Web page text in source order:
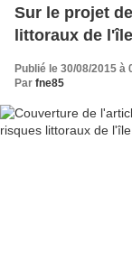
Sur le projet
littoraux de
Publié le 30/08/2015 à
Par fne85